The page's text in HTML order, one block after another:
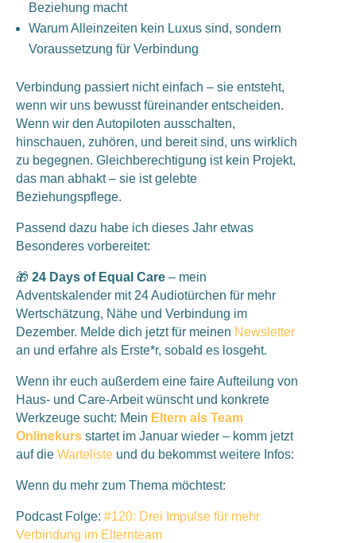
Beziehung macht
Warum Alleinzeiten kein Luxus sind, sondern
Voraussetzung für Verbindung
Verbindung passiert nicht einfach – sie entsteht,
wenn wir uns bewusst füreinander entscheiden.
Wenn wir den Autopiloten ausschalten,
hinschauen, zuhören, und bereit sind, uns wirklich
zu begegnen. Gleichberechtigung ist kein Projekt,
das man abhakt – sie ist gelebte
Beziehungspflege.
Passend dazu habe ich dieses Jahr etwas
Besonderes vorbereitet:
🎁 24 Days of Equal Care – mein
Adventskalender mit 24 Audiotürchen für mehr
Wertschätzung, Nähe und Verbindung im
Dezember. Melde dich jetzt für meinen Newsletter
an und erfahre als Erste*r, sobald es losgeht.
Wenn ihr euch außerdem eine faire Aufteilung von
Haus- und Care-Arbeit wünscht und konkrete
Werkzeuge sucht: Mein Eltern als Team
Onlinekurs startet im Januar wieder – komm jetzt
auf die Warteliste und du bekommst weitere Infos:
Wenn du mehr zum Thema möchtest:
Podcast Folge: #120: Drei Impulse für mehr
Verbindung im Elternteam